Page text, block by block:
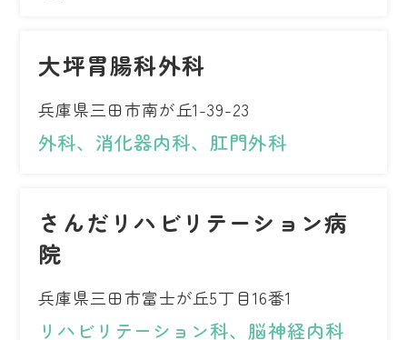
大坪胃腸科外科
兵庫県三田市南が丘1-39-23
外科、消化器内科、肛門外科
さんだリハビリテーション病
院
兵庫県三田市富士が丘5丁目16番1
リハビリテーション科、脳神経内科